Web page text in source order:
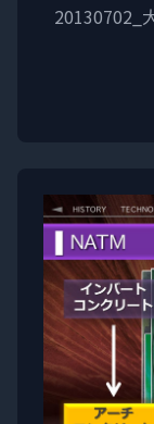
20130702_